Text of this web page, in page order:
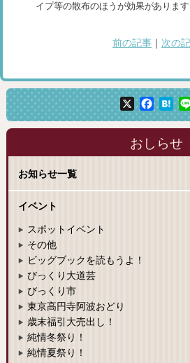
イプ等の散布のほうが効果があります
前の記事 次の
X
おしらせ
お知らせ一覧
イベント
スポットイベント
その他
ビッグブックを読もうよ！
びっくり大道芸
びっくり市
東京高円寺阿波おどり
歳末福引大売出し！
純情冬祭り！
純情夏祭り！